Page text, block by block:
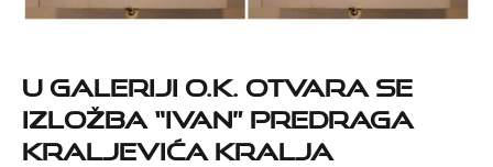
U Galeriji O.K. otvara se
izložba “Ivan” Predraga
Kraljevića Kralja